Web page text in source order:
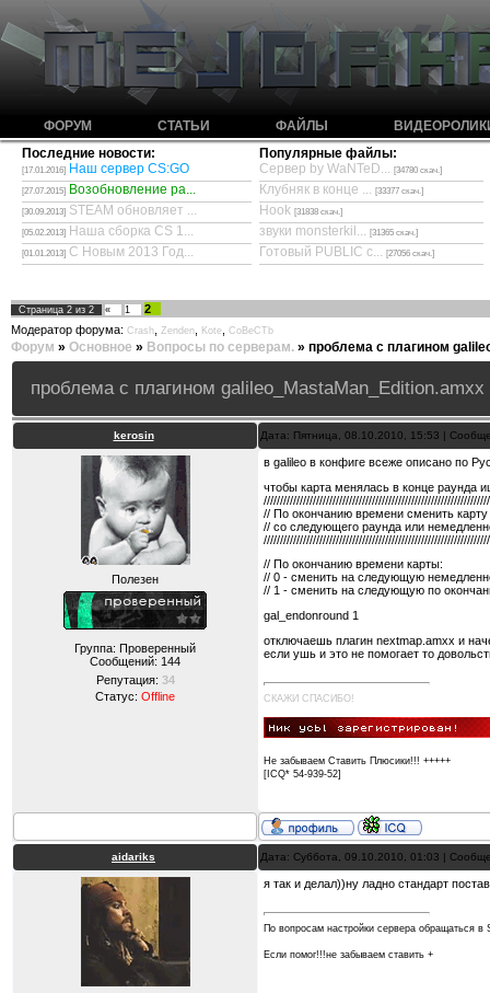
ФОРУМ СТАТЬИ ФАЙЛЫ
Последние новости:
[17.01.2016] Наш сервер CS:GO
[27.07.2015] Возобновление ра...
[30.09.2013] STEAM обновляет ...
[05.02.2013] Наша сборка CS 1...
[01.01.2013] С Новым 2013 Год...
Популярные файлы:
Сервер by WaNTeD... [34780 скач.]
Клубняк в конце ... [33377 скач.]
Hook [31838 скач.]
звуки monsterkil... [31365 скач.]
Готовый PUBLIC с... [27056 скач.]
Страница 2 из 2 « 1
2
Модератор форума: Crash Zenden Kote CoBeCTb
Форум » Основное » Вопросы по серверам. » проблема с плагином
проблема с плагином galileo_MastaMan_Edition.amxx
kerosin Дата: Пятница, 08.10.2010, 15:53 |
Полезен
Группа: Проверенный
Сообщений: 144
Репутация: 34
Статус: Offline
в galileo в конфиге всеже описано по
чтобы карта менялась в конце раунда
// По окончанию времени сменить карту
// со следующего раунда или
// По окончанию времени карты:
// 0 - сменить на следующую
// 1 - сменить на следующую по
gal_endonround 1
отключаешь плагин nextmap.amxx и
если ушь и это не помогает то
СКАЖИ СПАСИБО!
Не забываем Ставить Плюсики!!! +++++
[ICQ* 54-939-52]
aidariks Дата: Суббота, 09.10.2010, 01:03 |
я так и делал))ну ладно стандарт
По вопросам настройки сервера обращаться в
Если помог!!!не забываем ставить +